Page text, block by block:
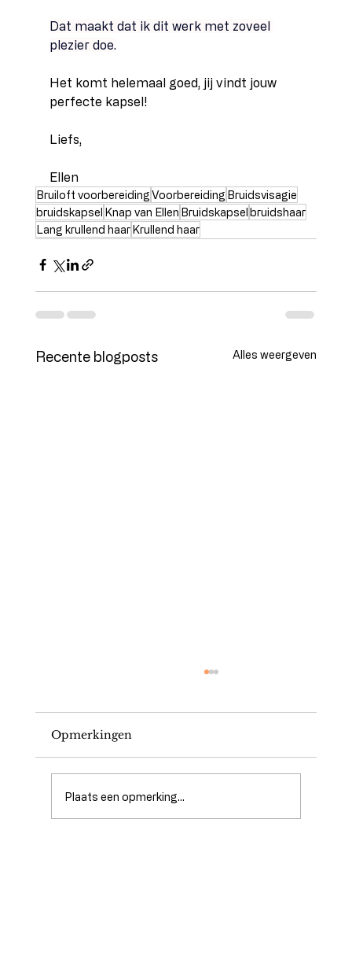
Dat maakt dat ik dit werk met zoveel
plezier doe.
Het komt helemaal goed, jij vindt jouw
perfecte kapsel!
Liefs,
Ellen
Bruiloft voorbereiding Voorbereiding Bruidsvisagie
bruidskapsel Knap van Ellen Bruidskapsel bruidshaar
Lang krullend haar Krullend haar
Recente blogposts Alles weergeven
Opmerkingen
Plaats een opmerking...